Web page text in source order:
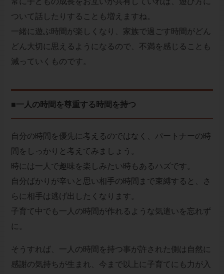
ついて話したりすることも増えますね。
一緒に遊ぶ時間が楽しくなり、家族で過ごす時間がどん
どん大切に思えるようになるので、不満を感じることも
減っていくものです。
■一人の時間を尊重する時間を持つ
自分の時間を優先に考えるのではなく、パートナーの時
間をしっかりと考えてみましょう。
時には一人で趣味を楽しみたい時もあるハズです。
自分ばかりが辛いと思い相手の時間まで束縛すると、さ
らに相手は逃げ出したくなります。
子育て中でも一人の時間が作れるような気遣いを忘れず
に。
そうすれば、一人の時間を持つ事が許された側は自然に
感謝の気持ちが生まれ、今まで以上に子育てにも力が入